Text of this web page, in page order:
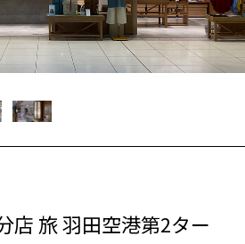
店 旅 羽田空港第2ター